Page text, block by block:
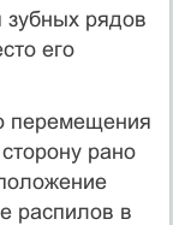
зубных рядов
его
перемещения
рано
распилов в